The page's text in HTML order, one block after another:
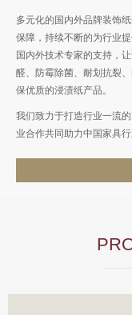
多元化的国内外品牌装饰
保障，持续不断的为行业
国内外技术专家的支持，
醛、防霉除菌、耐划抗裂
保优质的浸渍纸产品。
我们致力于打造行业一流
业合作共同助力中国家具